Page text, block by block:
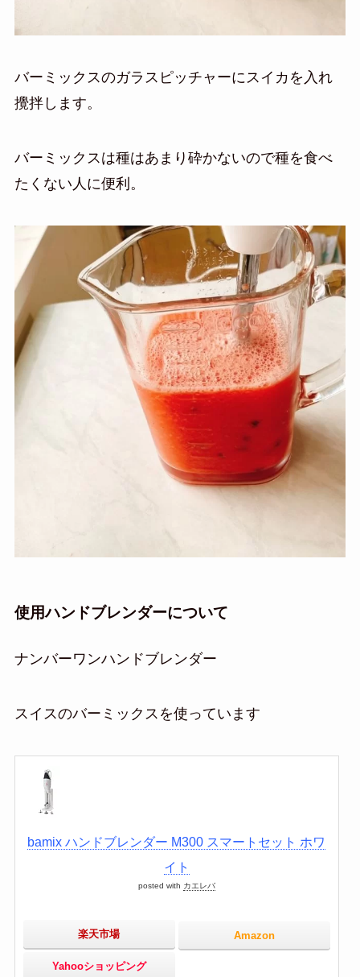
バーミックスのガラスピッチャーにスイカを入れ
攪拌します。
バーミックスは種はあまり砕かないので種を食べ
たくない人に便利。
使用ハンドブレンダーについて
ナンバーワンハンドブレンダー
スイスのバーミックスを使っています
bamix ハンドブレンダー M300 スマートセット ホワ
イト
posted with カエレバ
楽天市場 Amazon
Yahooショッピング